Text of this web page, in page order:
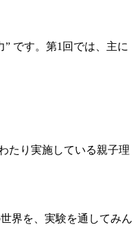
です。第1回では、主に
たり実施している親子理
界を、実験を通してみん